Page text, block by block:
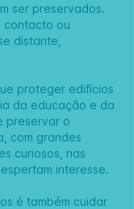
ser preservados.
contacto ou
distante,
proteger edifícios
da educação e da
preservar o
com grandes
curiosos, nas
interesse.
é também cuidar